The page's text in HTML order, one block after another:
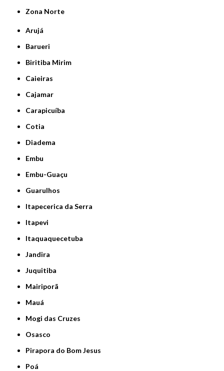
Zona Norte
Arujá
Barueri
Biritiba Mirim
Caieiras
Cajamar
Carapicuíba
Cotia
Diadema
Embu
Embu-Guaçu
Guarulhos
Itapecerica da Serra
Itapevi
Itaquaquecetuba
Jandira
Juquitiba
Mairiporã
Mauá
Mogi das Cruzes
Osasco
Pirapora do Bom Jesus
Poá